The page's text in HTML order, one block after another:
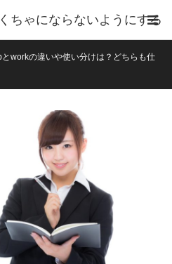
ちゃにならないようにする
workの違いや使い分けは？どちらも仕